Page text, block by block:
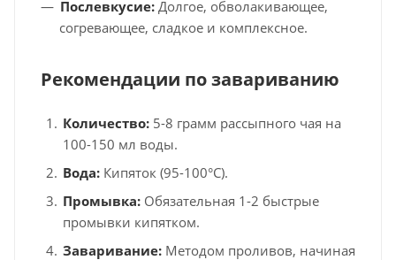
Послевкусие: Долгое, обволакивающее,
согревающее, сладкое и комплексное.
Рекомендации по завариванию
Количество: 5-8 грамм рассыпного чая на
100-150 мл воды.
Вода: Кипяток (95-100°C).
Промывка: Обязательная 1-2 быстрые
промывки кипятком.
Заваривание: Методом проливов, начиная